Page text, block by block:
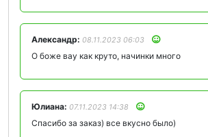
Александр: 08.11.2023 06:03
О боже вау как круто, начинки много
Юлиана: 07.11.2023 14:38
Спасибо за заказ) все вкусно было)